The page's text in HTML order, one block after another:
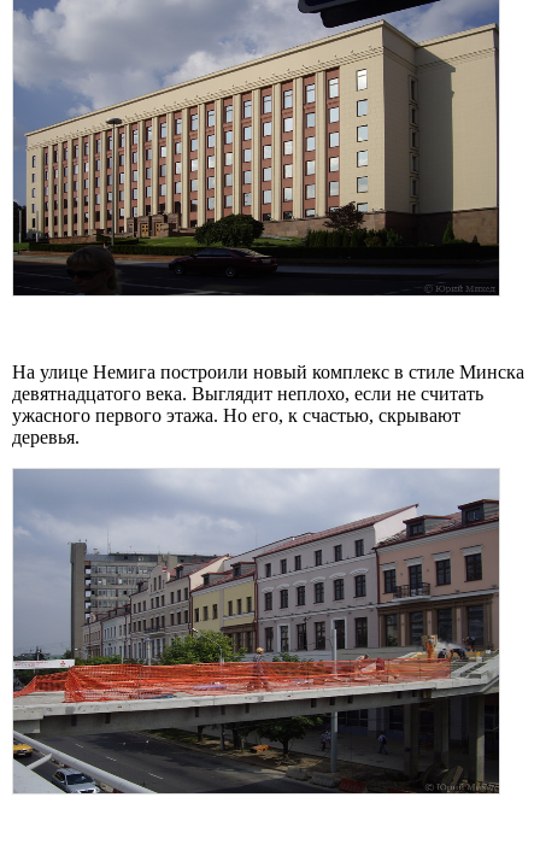
На улице Немига построили новый комплекс в стиле Минска
девятнадцатого века. Выглядит неплохо, если не считать
ужасного первого этажа. Но его, к счастью, скрывают
деревья.